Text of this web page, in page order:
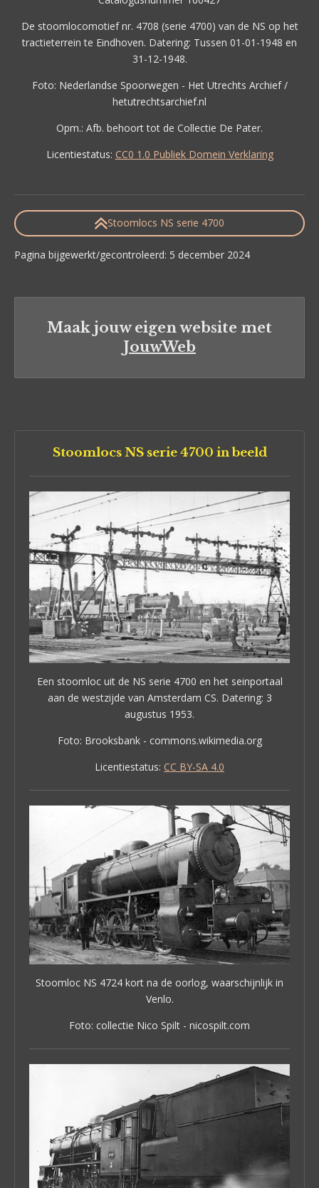
De stoomlocomotief nr. 4708 (serie 4700) van de NS op het
tractieterrein te Eindhoven. Datering: Tussen 01-01-1948 en
31-12-1948.
Foto: Nederlandse Spoorwegen - Het Utrechts Archief /
hetutrechtsarchief.nl
Opm.: Afb. behoort tot de Collectie De Pater.
Licentiestatus: CC0 1.0 Publiek Domein Verklaring
Stoomlocs NS serie 4700
Pagina bijgewerkt/gecontroleerd: 5 december 2024
Maak jouw eigen website met
JouwWeb
Stoomlocs NS serie 4700 in beeld
Een stoomloc uit de NS serie 4700 en het seinportaal
aan de westzijde van Amsterdam CS. Datering: 3
augustus 1953.
Foto: Brooksbank - commons.wikimedia.org
Licentiestatus: CC BY-SA 4.0
Stoomloc NS 4724 kort na de oorlog, waarschijnlijk in
Venlo.
Foto: collectie Nico Spilt - nicospilt.com